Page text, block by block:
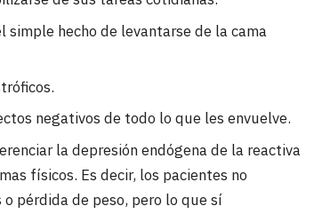
hecho de levantarse de la cama
negativos de todo lo que les envuelve.
la depresión endógena de la reactiva
físicos. Es decir, los pacientes no
pérdida de peso, pero lo que sí